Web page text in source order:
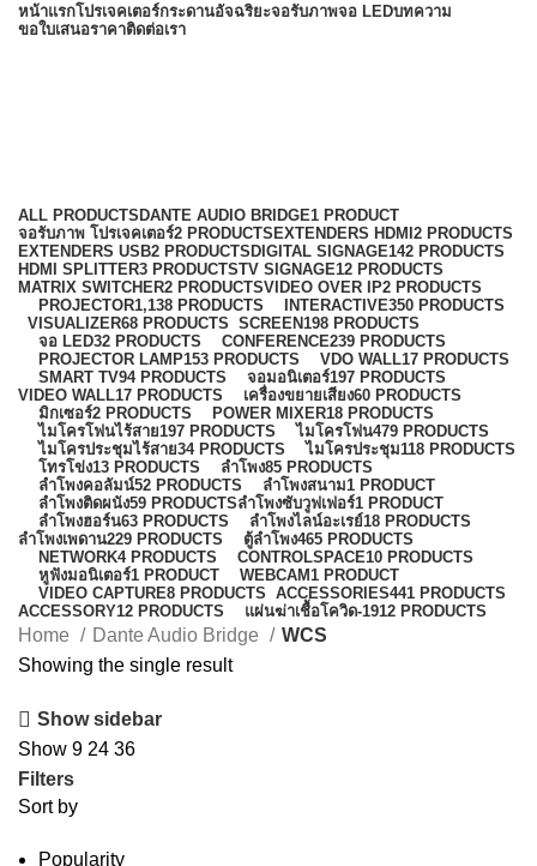
หน้าแรกโปรเจคเตอร์กระดานอัจฉริยะจอรับภาพจอ LEDบทความ
ขอใบเสนอราคาติดต่อเรา
ALL PRODUCTSDANTE AUDIO BRIDGE1 PRODUCT
จอรับภาพ โปรเจคเตอร์2 PRODUCTSEXTENDERS HDMI2 PRODUCTS
EXTENDERS USB2 PRODUCTSDIGITAL SIGNAGE142 PRODUCTS
HDMI SPLITTER3 PRODUCTSTV SIGNAGE12 PRODUCTS
MATRIX SWITCHER2 PRODUCTSVIDEO OVER IP2 PRODUCTS
PROJECTOR1,138 PRODUCTS INTERACTIVE350 PRODUCTS
VISUALIZER68 PRODUCTS SCREEN198 PRODUCTS
จอ LED32 PRODUCTS CONFERENCE239 PRODUCTS
PROJECTOR LAMP153 PRODUCTS VDO WALL17 PRODUCTS
SMART TV94 PRODUCTS จอมอนิเตอร์197 PRODUCTS
VIDEO WALL17 PRODUCTS เครื่องขยายเสียง60 PRODUCTS
มิกเซอร์2 PRODUCTS POWER MIXER18 PRODUCTS
ไมโครโฟนไร้สาย197 PRODUCTS ไมโครโฟน479 PRODUCTS
ไมโครประชุมไร้สาย34 PRODUCTS ไมโครประชุม118 PRODUCTS
โทรโข่ง13 PRODUCTS ลำโพง85 PRODUCTS
ลำโพงคอลัมน์52 PRODUCTS ลำโพงสนาม1 PRODUCT
ลำโพงติดผนัง59 PRODUCTSลำโพงซับวูฟเฟอร์1 PRODUCT
ลำโพงฮอร์น63 PRODUCTS ลำโพงไลน์อะเรย์18 PRODUCTS
ลำโพงเพดาน229 PRODUCTS ตู้ลำโพง465 PRODUCTS
NETWORK4 PRODUCTS CONTROLSPACE10 PRODUCTS
หูฟังมอนิเตอร์1 PRODUCT WEBCAM1 PRODUCT
VIDEO CAPTURE8 PRODUCTS ACCESSORIES441 PRODUCTS
ACCESSORY12 PRODUCTS แผ่นฆ่าเชื้อโควิด-1912 PRODUCTS
Home Dante Audio Bridge
WCS
Showing the single result
Show sidebar
Show 9 24 36
Filters
Sort by
Popularity